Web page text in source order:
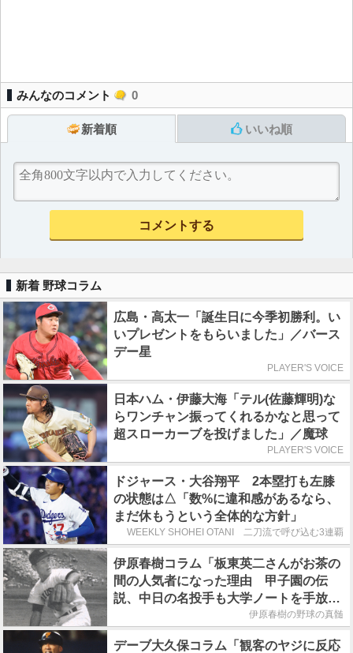
みんなのコメント 0
新着順 いいね順
新着 野球コラム
広島・高太一「誕生日に今季初勝利。い
いプレゼントをもらいました」／バース
デー星
PLAYER'S VOICE
日本ハム・伊藤大海「テル(佐藤輝明)な
らワンチャン振ってくれるかなと思って
超スローカーブを投げました」／魔球
PLAYER'S VOICE
ドジャース・大谷翔平 2本塁打も左膝
の状態は△「数%に違和感があるなら、
まだ休もうという全体的な方針」
WEEKLY SHOHEI OTANI 二刀流で呼び込む3連覇
伊原春樹コラム「板東英二さんがお茶の
間の人気者になった理由 甲子園の伝
説、中日の名投手も大学ノートを手放さ
伊原春樹の野球の真髄
デーブ大久保コラム「観客のヤジに反応